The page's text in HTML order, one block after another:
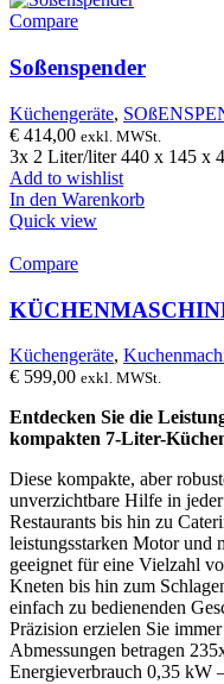
Compare
Soßenspender
Küchengeräte,
€ 414,00 exkl. MWSt.
3x 2 Liter/liter 440 x 145 x
Add to wishlist
In den Warenkorb
Quick view
Compare
Küchengeräte,
€ 599,00 exkl. MWSt.
Entdecken Sie die
kompakten 7-Liter-
Diese kompakte, aber
unverzichtbare Hilfe in
Restaurants bis hin zu
leistungsstarken Motor und
geeignet für eine Vielzahl
Kneten bis hin zum
einfach zu bedienenden
Präzision erzielen Sie
Abmessungen betragen
Energieverbrauch 0,35 kW